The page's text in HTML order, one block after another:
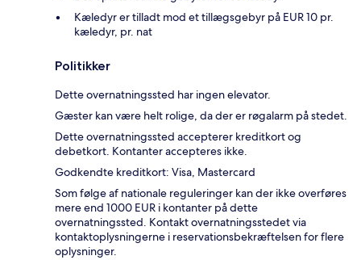
Kæledyr er tilladt mod et tillægsgebyr på EUR 10 pr.
kæledyr, pr. nat
Politikker
Dette overnatningssted har ingen elevator.
Gæster kan være helt rolige, da der er røgalarm på stedet.
Dette overnatningssted accepterer kreditkort og
debetkort. Kontanter accepteres ikke.
Godkendte kreditkort: Visa, Mastercard
Som følge af nationale reguleringer kan der ikke overføres
mere end 1000 EUR i kontanter på dette
overnatningssted. Kontakt overnatningsstedet via
kontaktoplysningerne i reservationsbekræftelsen for flere
oplysninger.